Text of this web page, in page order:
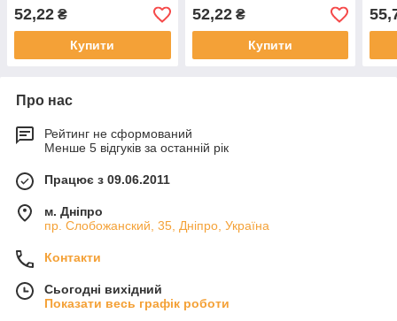
52,22 ₴
Купити
52,22₴
Купити
Про нас
Рейтинг не сформований
Менше 5 відгуків за останній рік
Працює з 09.06.2011
м. Дніпро
пр. Слобожанский, 35, Дніпро, Україна
Контакти
Сьогодні вихідний
Показати весь графік роботи